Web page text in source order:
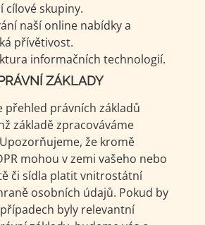
cílové skupiny.
naší online nabídky a
přívětivost.
informačních technologií.
ZÁKLADY
přehled právních základů
základě zpracováváme
že kromě
mohou v zemi vašeho nebo
či sídla platit vnitrostátní
osobních údajů. Pokud by
byly relevantní